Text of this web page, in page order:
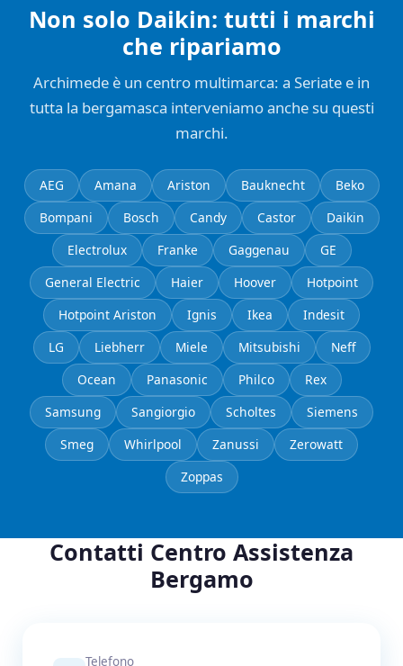
Non solo Daikin: tutti i marchi
che ripariamo
Archimede è un centro multimarca: a Seriate e in
tutta la bergamasca interveniamo anche su questi
marchi.
AEG Amana Ariston Bauknecht
Beko
Bompani
Bosch Candy Castor
Daikin
Electrolux
Franke Gaggenau
GE
General Electric
Haier Hoover
Hotpoint
Hotpoint Ariston
Ignis Ikea
Indesit
LG
Liebherr Miele Mitsubishi
Neff
Ocean
Panasonic Philco
Rex
Samsung
Sangiorgio Scholtes
Siemens
Smeg
Whirlpool Zanussi
Zerowatt
Zoppas
Contatti Centro Assistenza
Bergamo
Telefono